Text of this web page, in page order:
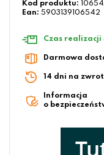
Kod produktu:
Ean: 5903139106542
Czas realizacji
Darmowa
14 dni na zwrot
Informacja
o